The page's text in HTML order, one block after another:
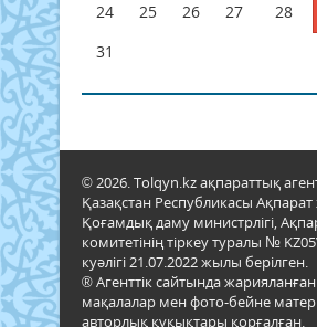
24
25 26 27 28
31
© 2026. Tolqyn.kz ақпараттық
Қазақстан Республикасы
Қоғамдық даму министрлігі,
комитетінің тіркеу туралы №
куәлігі 21.07.2022 жылы берілген.
® Агенттік сайтында
мақалалар мен фото-бейне
авторлық құқықтары қорғалған.